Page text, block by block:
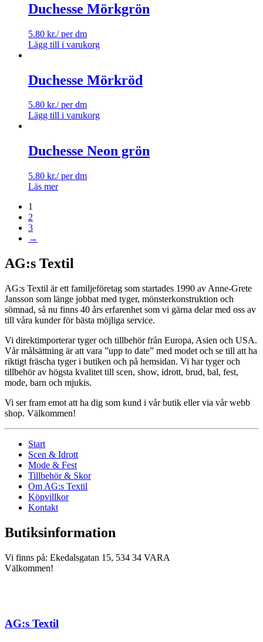
Duchesse Mörkgrön
5.80 kr./ per dm
Lägg till i varukorg
Duchesse Mörkröd
5.80 kr./ per dm
Lägg till i varukorg
Duchesse Neon grön
5.80 kr./ per dm
Läs mer
1
2
3
→
AG:s Textil
AG:s Textil är ett familjeföretag som startades 1990 av Anne-Grete
Jansson som länge jobbat med tyger, mönsterkonstruktion och
sömnad, så nu finns 40 års erfarenhet som vi gärna delar med oss av
till våra kunder för bästa möjliga service.
Vi direktimporterar tyger och tillbehör från Europa, Asien och USA.
Vår målsättning är att vara ”upp to date” med modet och se till att ha
riktigt fräscha tyger i butiken och på hemsidan. Vi har tyger och
tillbehör av högsta kvalitet till scen, show, idrott, brud, bal, fest,
mode, barn och mjukis.
Vi ser fram emot att ha dig som kund i vår butik eller via vår webb
shop. Välkommen!
Start
Scen & Idrott
Mode & Fest
Tillbehör & Skor
Om AG:s Textil
Köpvillkor
Kontakt
Butiksinformation
Vi finns på: Ekedalsgatan 15, 534 34 VARA
Välkommen!
AG:s Textil